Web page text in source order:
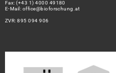
Fax: (+43 1) 4000 49180
E-Mail: office@bioforschung.at
ZVR: 895 094 906